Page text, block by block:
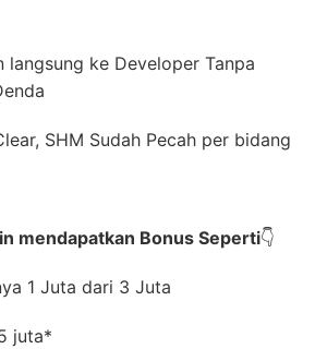
langsung ke Developer Tanpa
SHM Sudah Pecah per bidang
mendapatkan Bonus Seperti👇
1 Juta dari 3 Juta
juta*